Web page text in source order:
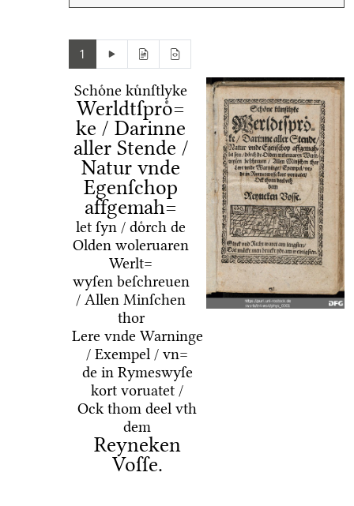
1
Schoͤne kuͤnſtlyke
Werldtſproͤ=
ke / Darinne
aller Stende /
Natur vnde
Egenſchop
affgemah=
let ſyn / doͤrch de
Olden woleruaren
Werlt=
wyſen beſchreuen
/ Allen Minſchen
thor
Lere vnde Warninge
/ Exempel / vn=
de in Rymeswyſe
kort voruatet /
Ock thom deel vth
dem
Reyneken
Voſſe.